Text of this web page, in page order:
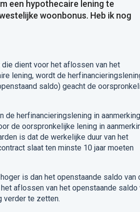
een hypothecaire lening te
woonbonus. Heb ik nog
dient voor het aflossen van het
lening, wordt de
saldo) geacht de
de herfinancieringslening in aanmerking
de oorspronkelijke lening in
is dat de werkelijke duur van het
slaat ten minste 10 jaar moeten
is dan het openstaande saldo van
aflossen van het openstaande saldo
verder te zetten.